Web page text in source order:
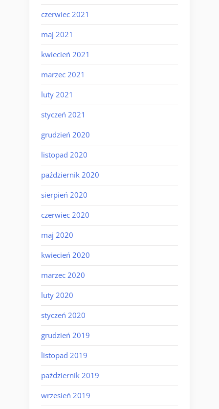
czerwiec 2021
maj 2021
kwiecień 2021
marzec 2021
luty 2021
styczeń 2021
grudzień 2020
listopad 2020
październik 2020
sierpień 2020
czerwiec 2020
maj 2020
kwiecień 2020
marzec 2020
luty 2020
styczeń 2020
grudzień 2019
listopad 2019
październik 2019
wrzesień 2019